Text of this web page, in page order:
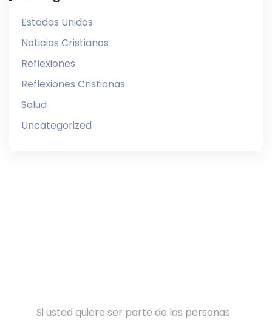
Estados Unidos
Noticias Cristianas
Reflexiones
Reflexiones Cristianas
Salud
Uncategorized
Si usted quiere ser parte de las personas